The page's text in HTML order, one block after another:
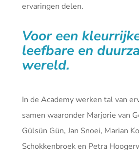
ervaringen delen.
Voor een
leefbare en
wereld.
In de Academy werken tal van
samen waaronder Marjorie van
Gülsün Gün, Jan Snoei, Marian
Schokkenbroek en Petra